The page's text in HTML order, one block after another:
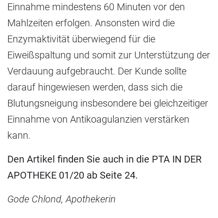
Einnahme mindestens 60 Minuten vor den
Mahlzeiten erfolgen. Ansonsten wird die
Enzymaktivität überwiegend für die
Eiweißspaltung und somit zur Unterstützung der
Verdauung aufgebraucht. Der Kunde sollte
darauf hingewiesen werden, dass sich die
Blutungsneigung insbesondere bei gleichzeitiger
Einnahme von Antikoagulanzien verstärken
kann.
Den Artikel finden Sie auch in die PTA IN DER
APOTHEKE 01/20 ab Seite 24.
Gode Chlond, Apothekerin